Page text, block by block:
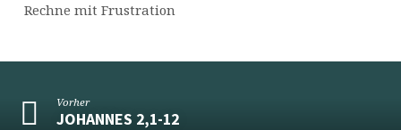
Rechne mit Frustration
Vorher
JOHANNES 2,1-12